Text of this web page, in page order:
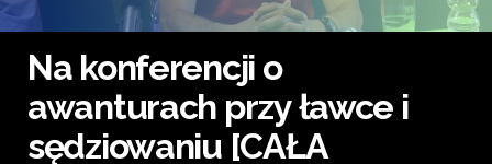
Na konferencji o
awanturach przy ławce i
sędziowaniu [CAŁA